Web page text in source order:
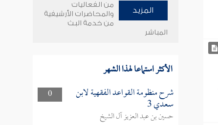
المزيد
من الفعاليات
والمحاضرات الأرشيفية
من خدمة البث
المباشر
الأكثر استماعا لهذا الشهر
0 شرح منظومة القواعد الفقهية لابن
سعدي 3
حسين بن عبد العزيز آل الشيخ